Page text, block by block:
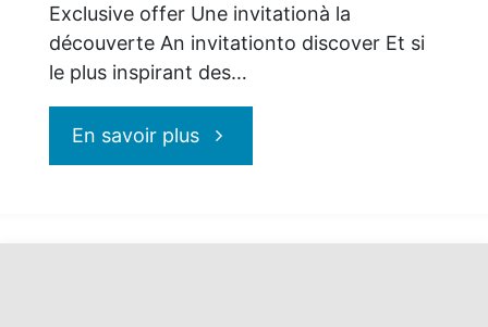
Exclusive offer Une invitationà la
découverte An invitationto discover Et si
le plus inspirant des…
En savoir plus"Explora